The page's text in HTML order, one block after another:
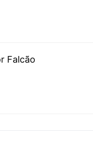
Falcão